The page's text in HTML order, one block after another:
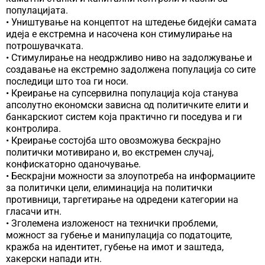
популацијата.
• Уништување на концептот на штедење бидејќи самата
идеја е екстремна и насочена кон стимулирање на
потрошувачката.
• Стимулирање на неодржливо ниво на задолжување и
создавање на екстремно задолжена популација со сите
последици што тоа ги носи.
• Креирање на супсервилна популација која станува
апсолутно економски зависна од политичките елити и
банкарскиот систем која практично ги поседува и ги
контролира.
• Креирање состојба што овозможува бескрајно
политички мотивирано и, во екстремен случај,
конфискаторно оданочување.
• Бескрајни можности за злоупотреба на информациите
за политички цели, елиминација на политички
противници, таргетирање на одредени категории на
гласачи итн.
• Зголемена изложеност на технички проблеми,
можност за губење и манипулација со податоците,
кражба на идентитет, губење на имот и заштеда,
хакерски напади итн.